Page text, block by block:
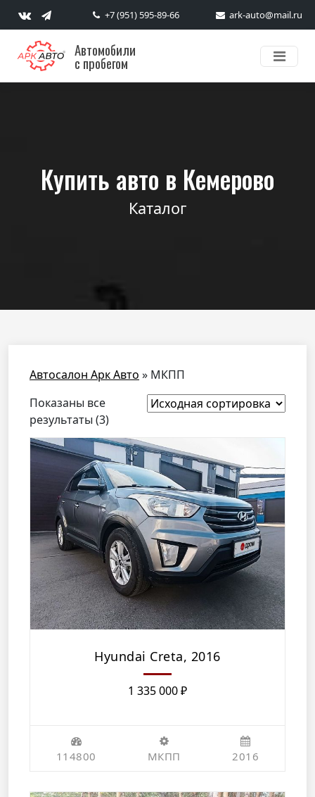
+7 (951) 595-89-66 ark-auto@mail.ru
Автомобили
с пробегом
Купить авто в Кемерово
Каталог
Автосалон Арк Авто » МКПП
Показаны все
результаты (3)
Hyundai Creta, 2016
1 335 000₽
114800 МКПП 2016